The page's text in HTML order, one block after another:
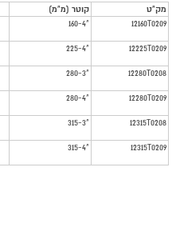
מאפייני
מוצר
מק"ט
קוטר (מ"מ)
12160T0209
160-4"
12225T0209
225-4"
12280T0208
280-3"
12280T0209
280-4"
12315T0208
315-3"
12315T0209
315-4"